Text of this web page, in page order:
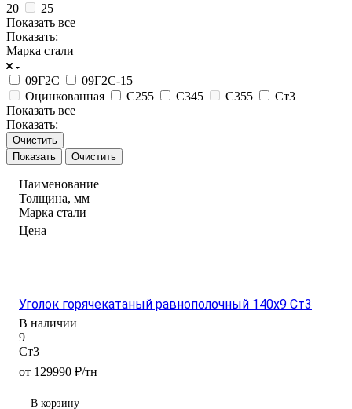
20
25
Показать все
Показать:
Марка стали
09Г2С
09Г2С-15
Оцинкованная
С255 С345 С355
Ст3
Показать все
Показать:
Очистить
Очистить
Наименование
Толщина, мм
Марка стали
Цена
Уголок горячекатаный равнополочный 140х9 Ст3
В наличии
9
Ст3
от 129990 ₽/тн
В корзину